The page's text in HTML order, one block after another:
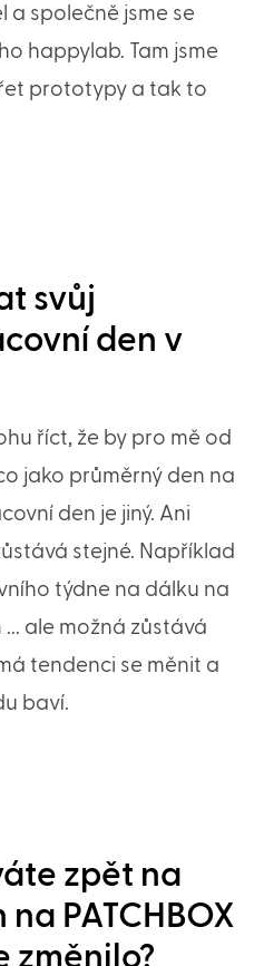
a společně jsme se
happylab. Tam jsme
prototypy a tak to
svůj
den v
říct, že by pro mě od
jako průměrný den na
den je jiný. Ani
stejné. Například
týdne na dálku na
... ale možná zůstává
tendenci se měnit a
baví.
zpět na
PATCHBOX
změnilo?